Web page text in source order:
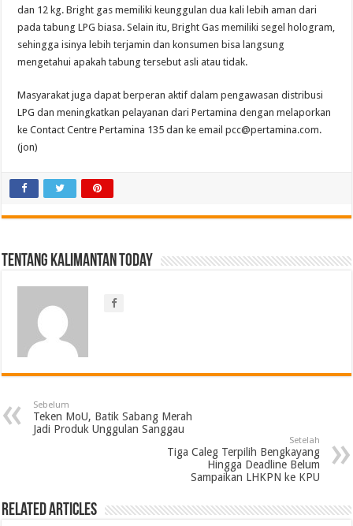
dan 12 kg. Bright gas memiliki keunggulan dua kali lebih aman dari
pada tabung LPG biasa. Selain itu, Bright Gas memiliki segel hologram,
sehingga isinya lebih terjamin dan konsumen bisa langsung
mengetahui apakah tabung tersebut asli atau tidak.
Masyarakat juga dapat berperan aktif dalam pengawasan distribusi
LPG dan meningkatkan pelayanan dari Pertamina dengan melaporkan
ke Contact Centre Pertamina 135 dan ke emailpcc@pertamina.com.
(jon)
Tentang Kalimantan Today
Sebelum
Teken MoU, Batik Sabang Merah
Jadi Produk Unggulan Sanggau
Setelah
Tiga Caleg Terpilih Bengkayang
Hingga Deadline Belum
Sampaikan LHKPN ke KPU
Related Articles